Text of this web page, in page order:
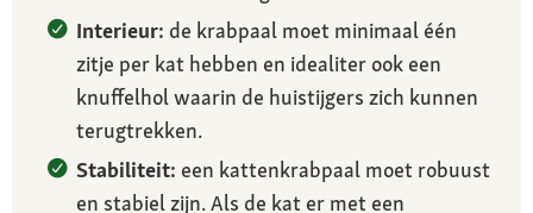
Interieur: de krabpaal moet minimaal één
zitje per kat hebben en idealiter ook een
knuffelhol waarin de huistijgers zich kunnen
terugtrekken.
Stabiliteit: een kattenkrabpaal moet robuust
en stabiel zijn. Als de kat er met een